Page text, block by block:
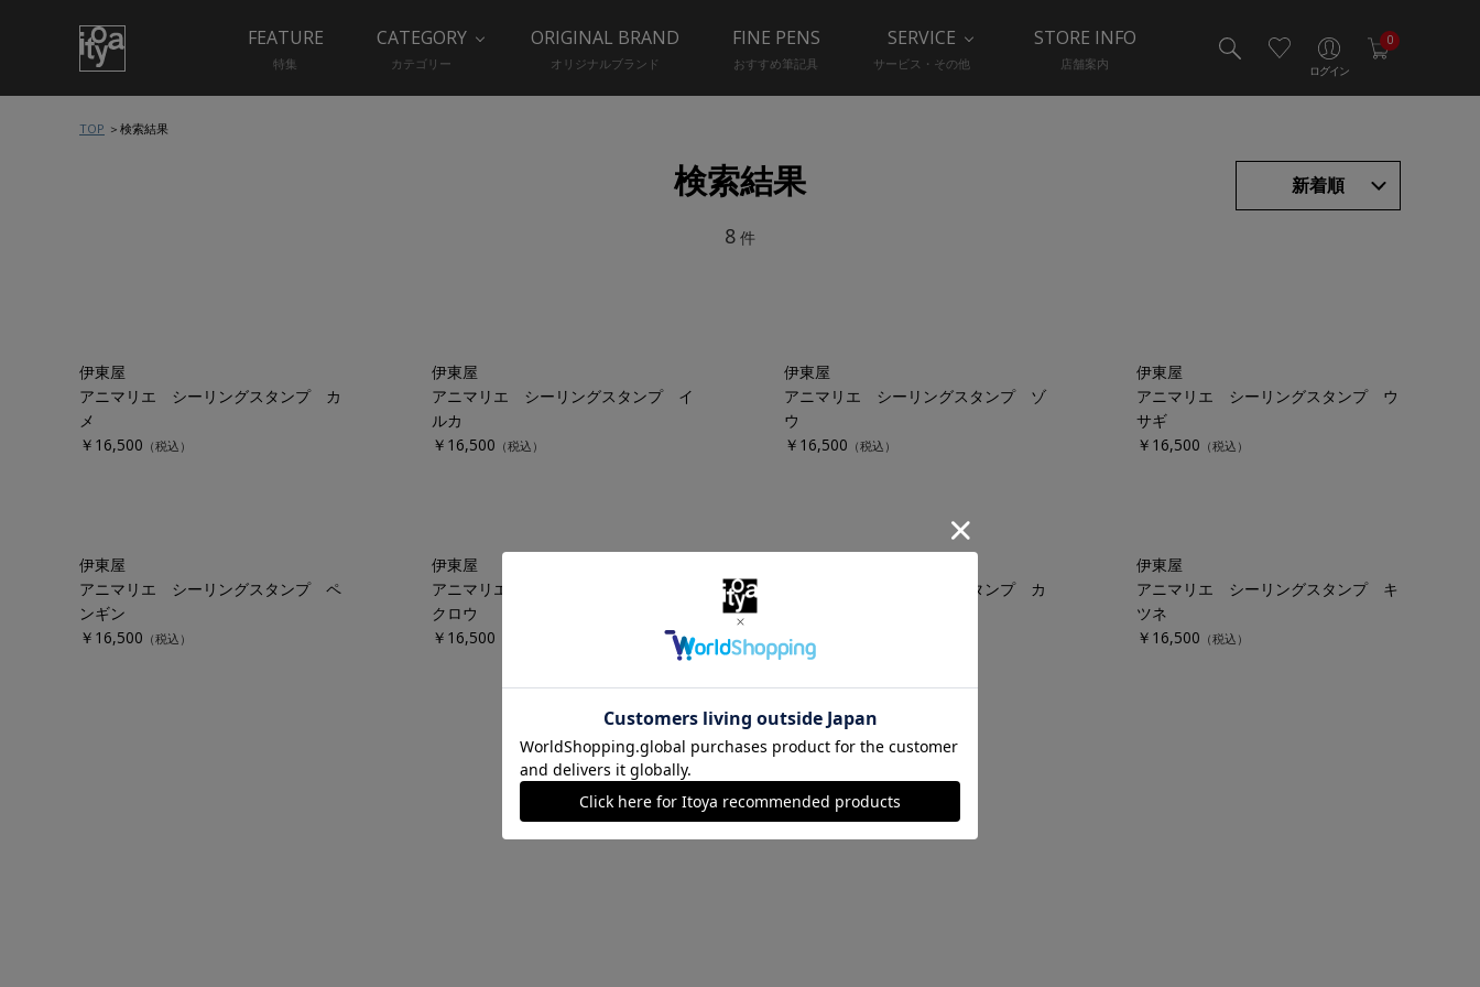
ログイン
0
FEATURE
特集
CATEGORY
カテゴリー
ORIGINAL BRAND
オリジナルブランド
FINE PENS
おすすめ筆記具
SERVICE
サービス・その他
STORE INFO
店舗案内
TOP 検索結果
検索結果
8 件
新着順
伊東屋
アニマリエ シーリングスタンプ カ
メ
￥16,500 （税込）
伊東屋
アニマリエ シーリングスタンプ イ
ルカ
￥16,500 （税込）
伊東屋
アニマリエ シーリングスタンプ ゾ
ウ
￥16,500 （税込）
伊東屋
アニマリエ シーリングスタンプ ウ
サギ
￥16,500 （税込）
伊東屋
アニマリエ シーリングスタンプ ペ
ンギン
￥16,500 （税込）
伊東屋
アニマリエ シーリングスタンプ フ
クロウ
￥16,500
アニマリエ シーリングスタンプ カ
￥16,500
伊東屋
アニマリエ シーリングスタンプ キ
ツネ
￥16,500 （税込）
1